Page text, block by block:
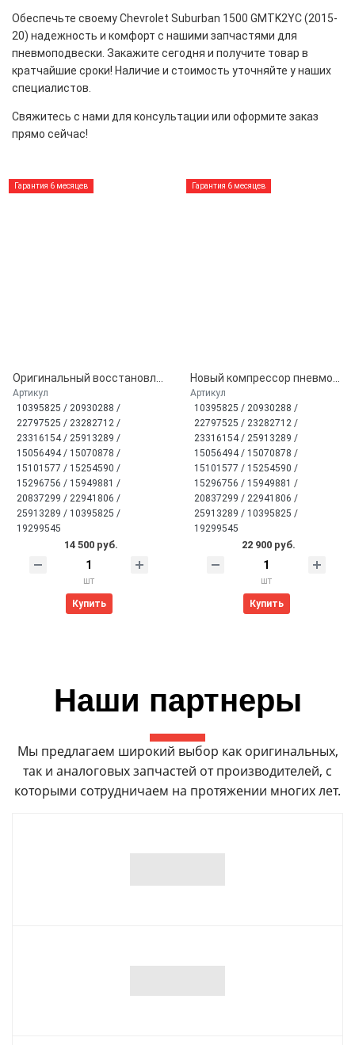
Обеспечьте своему Chevrolet Suburban 1500 GMTK2YC (2015-
20) надежность и комфорт с нашими запчастями для
пневмоподвески. Закажите сегодня и получите товар в
кратчайшие сроки! Наличие и стоимость уточняйте у наших
специалистов.
Свяжитесь с нами для консультации или оформите заказ
прямо сейчас!
Гарантия 6 месяцев
Оригинальный восстановленный компрессор пневмоподвески General Motors для Cadillac Escalade и Chevrolet Tahoe (15254590, 20930288, 22941806)
Артикул
10395825 / 20930288 /
22797525 / 23282712 /
23316154 / 25913289 /
15056494 / 15070878 /
15101577 / 15254590 /
15296756 / 15949881 /
20837299 / 22941806 /
25913289 / 10395825 /
19299545
14 500 руб.
шт
Купить
Гарантия 6 месяцев
Новый компрессор пневмоподвески Miessler для Cadillac Escalade и Chevrolet Tahoe (15254590, 20930288, 22941806)
Артикул
10395825 / 20930288 /
22797525 / 23282712 /
23316154 / 25913289 /
15056494 / 15070878 /
15101577 / 15254590 /
15296756 / 15949881 /
20837299 / 22941806 /
25913289 / 10395825 /
19299545
22 900 руб.
шт
Купить
Наши партнеры
Мы предлагаем широкий выбор как оригинальных,
так и аналоговых запчастей от производителей, с
которыми сотрудничаем на протяжении многих лет.